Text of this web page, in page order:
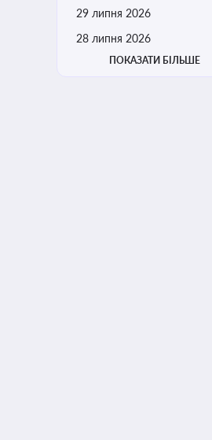
29 липня 2026
28 липня 2026
ПОКАЗАТИ БІЛЬШЕ